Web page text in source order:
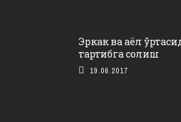
Эркак ва аёл
тартибга солиш
19.06.2017